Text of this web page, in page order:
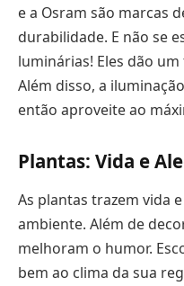
e a Osram são marcas
durabilidade. E não se
luminárias! Eles dão
Além disso, a
então aproveite ao
Plantas: Vida e
As plantas trazem vida
ambiente. Além de
melhoram o humor.
bem ao clima da sua